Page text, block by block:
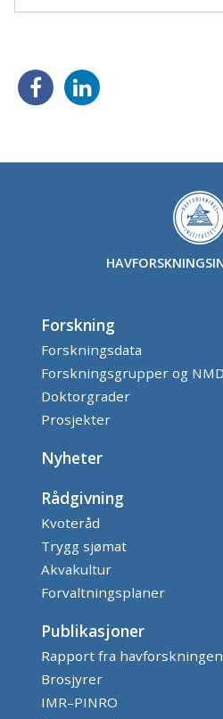
Forskning
Forskningsdata
Forskningsgrupper og NMD
Doktorgrader
Prosjekter
Nyheter
Rådgivning
Kvoteråd
Trygg sjømat
Akvakultur
Forvaltningsplaner
Publikasjoner
Rapport fra havforskningen
Brosjyrer
IMR–PINRO